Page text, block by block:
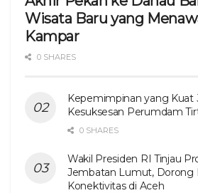
Wisata Baru yang
Kampar
0 SHARES
Kepemimpinan yang Kuat
Kesuksesan Perumdam
0 SHARES
Wakil Presiden RI Tinjau
Jembatan Lumut, Dorong
Konektivitas di Aceh